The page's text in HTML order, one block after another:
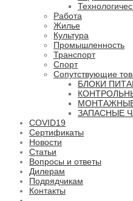
Работа
Жилье
Культура
Промышленность
Транспорт
Спорт
Сопутствующие
БЛОКИ
ЗАПАСНЫЕ
COVID19
Сертификаты
Новости
Статьи
Вопросы и ответы
Дилерам
Подрядчикам
Контакты